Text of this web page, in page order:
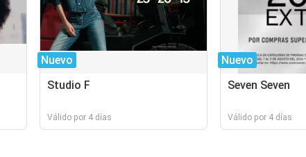
Nuevo
Studio F
Válido por 4 días
Nuevo
Seven Seven
Válido por 4 días